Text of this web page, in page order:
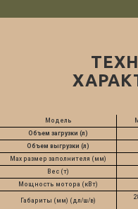
Модель
Объем загрузки (л)
Объем выгрузки (л)
Мах размер заполнителя (мм)
Вес (т)
Мощность мотора (кВт)
Габариты (мм) (дл/ш/в)